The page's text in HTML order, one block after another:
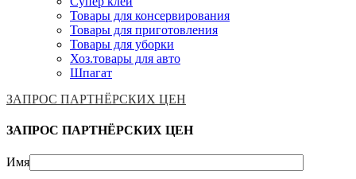
Товары для консервирования
Товары для приготовления
Товары для уборки
Хоз.товары для авто
Шпагат
ЗАПРОС ПАРТНЁРСКИХ ЦЕН
ЗАПРОС ПАРТНЁРСКИХ ЦЕН
Имя